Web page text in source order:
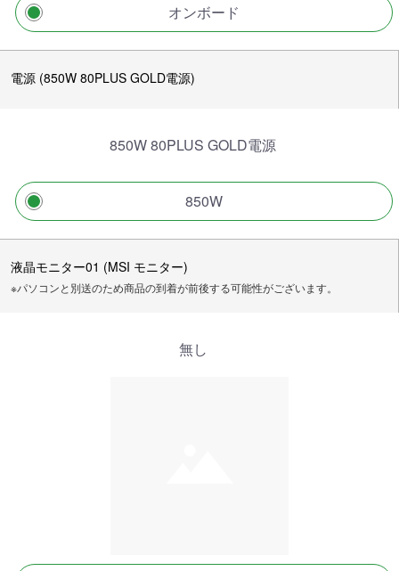
オンボード
電源 (850W 80PLUS GOLD電源)
850W 80PLUS GOLD電源
850W
液晶モニター01 (MSI モニター)
※パソコンと別送のため商品の到着が前後する可能性がございます。
無し